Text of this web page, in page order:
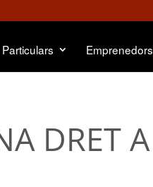
Particulars Emprenedors
DRET A